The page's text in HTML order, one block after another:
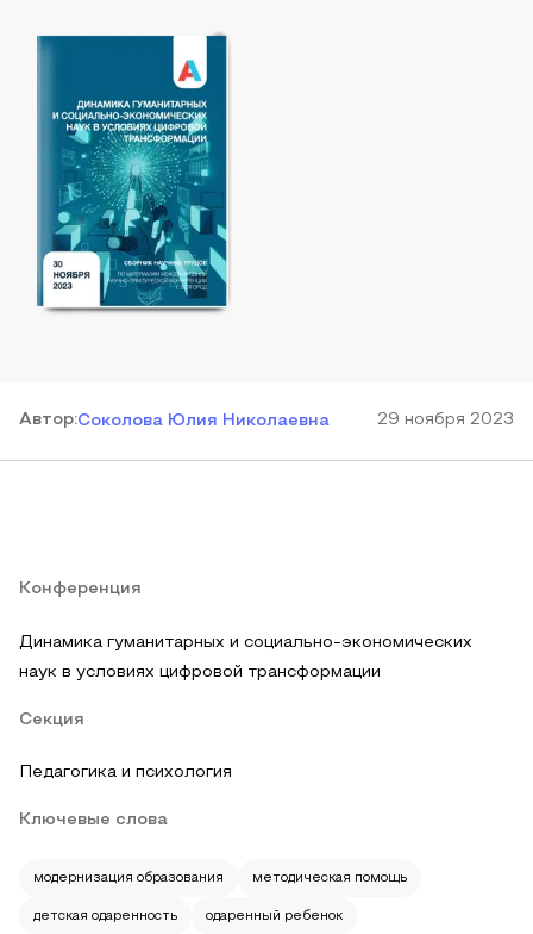
Автор:Соколова Юлия Николаевна 29 ноября 2023
Конференция
Динамика гуманитарных и социально-экономических
наук в условиях цифровой трансформации
Секция
Педагогика и психология
Ключевые слова
модернизация образования методическая помощь
детская одаренность одаренный ребенок